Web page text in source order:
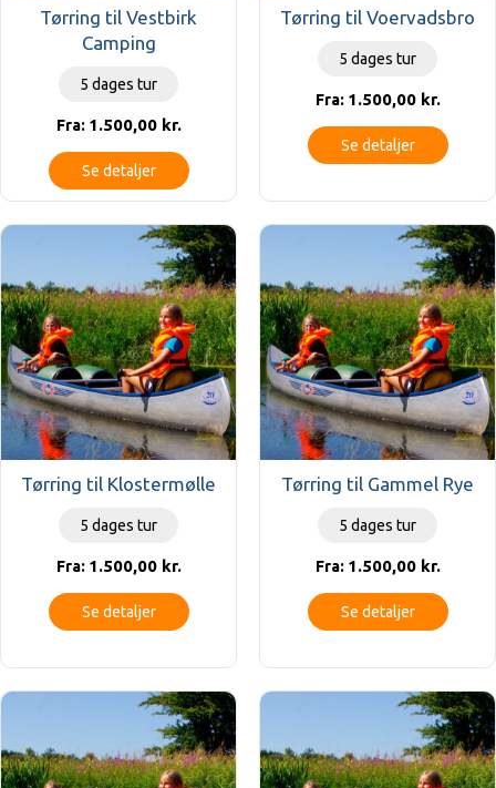
Tørring til Vestbirk
Camping
5 dages tur
Fra: 1.500,00 kr.
Se detaljer
Tørring til Voervadsbro
5 dages tur
Fra: 1.500,00 kr.
Se detaljer
Tørring til Klostermølle
5 dages tur
Fra: 1.500,00 kr.
Se detaljer
Tørring til Gammel Rye
5 dages tur
Fra: 1.500,00 kr.
Se detaljer